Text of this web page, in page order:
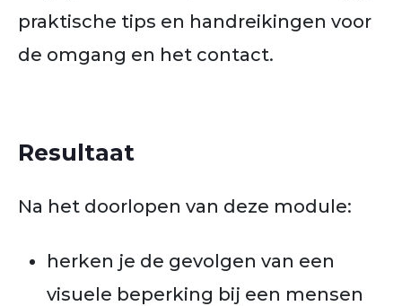
praktische tips en handreikingen voor
de omgang en het contact.
Resultaat
Na het doorlopen van deze module:
herken je de gevolgen van een
visuele beperking bij een mensen